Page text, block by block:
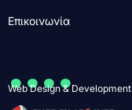
Επικοινωνία
....
Web Design & Development